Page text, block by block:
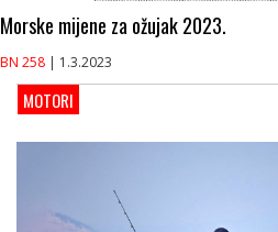
Morske mijene za ožujak 2023.
BN 258 | 1.3.2023
MOTORI